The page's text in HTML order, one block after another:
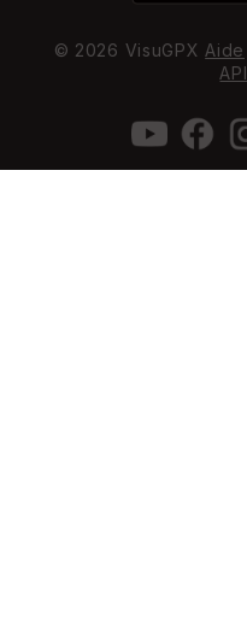
© 2026 VisuGPX Aide
API